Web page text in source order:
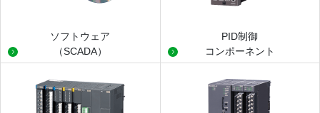
ソフトウェア
（SCADA）
PID制御
コンポーネント